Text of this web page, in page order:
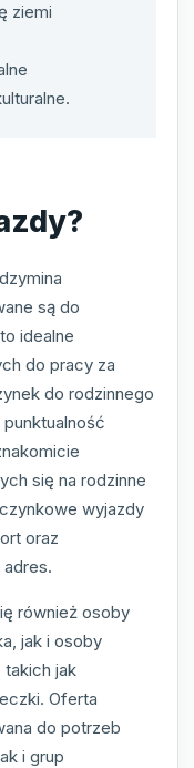
ziemi
są do
idealne
do pracy za
do rodzinnego
się na rodzinne
wyjazdy
oraz
również osoby
jak i osoby
jak
Oferta
do potrzeb
i grup